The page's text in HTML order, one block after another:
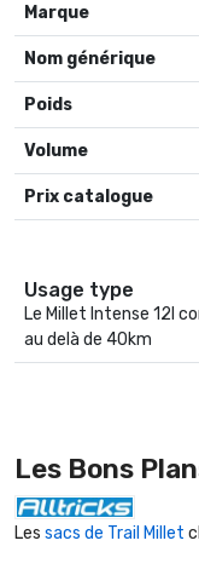
Nom générique
Poids
Volume
Prix catalogue
Usage type
Le Millet Intense 12l
au delà de 40km
Les Bons
Les sacs de Trail Millet